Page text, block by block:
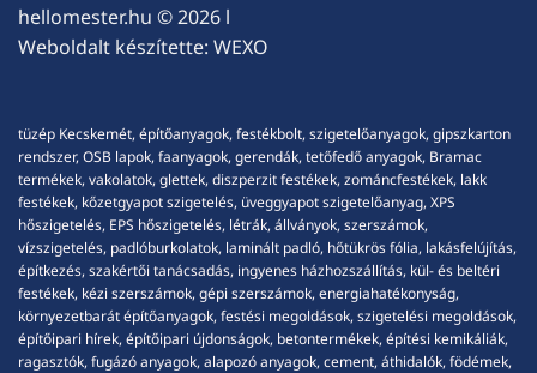
hellomester.hu © 2026 l
Weboldalt készítette: WEXO
tüzép Kecskemét, építőanyagok, festékbolt, szigetelőanyagok, gipszkarton
rendszer, OSB lapok, faanyagok, gerendák, tetőfedő anyagok, Bramac
termékek, vakolatok, glettek, diszperzit festékek, zománcfestékek, lakk
festékek, kőzetgyapot szigetelés, üveggyapot szigetelőanyag, XPS
hőszigetelés, EPS hőszigetelés, létrák, állványok, szerszámok,
vízszigetelés, padlóburkolatok, laminált padló, hőtükrös fólia, lakásfelújítás,
építkezés, szakértői tanácsadás, ingyenes házhozszállítás, kül- és beltéri
festékek, kézi szerszámok, gépi szerszámok, energiahatékonyság,
környezetbarát építőanyagok, festési megoldások, szigetelési megoldások,
építőipari hírek, építőipari újdonságok, betontermékek, építési kemikáliák,
ragasztók, fugázó anyagok, alapozó anyagok, cement, áthidalók, födémek,